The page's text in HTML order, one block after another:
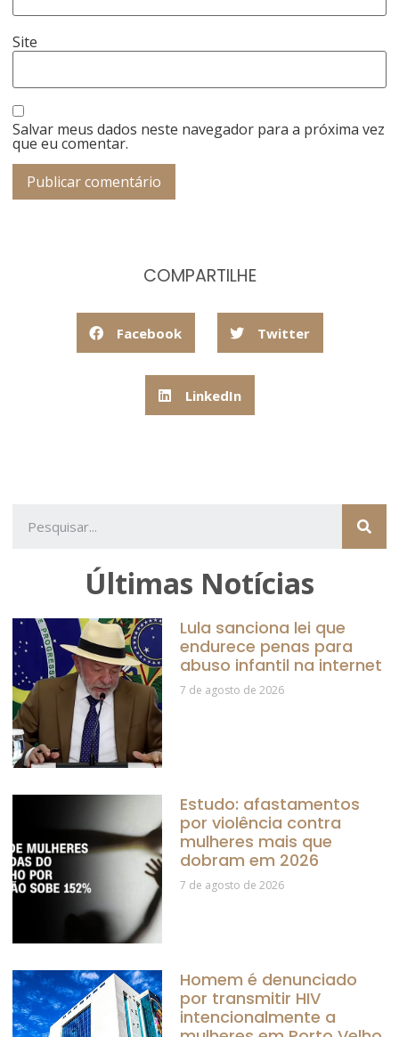
Site
Salvar meus dados neste navegador para a próxima vez
que eu comentar.
COMPARTILHE
Facebook Twitter
LinkedIn
Últimas Notícias
Lula sanciona lei que
endurece penas para
abuso infantil na internet
7 de agosto de 2026
Estudo: afastamentos
por violência contra
mulheres mais que
dobram em 2026
7 de agosto de 2026
Homem é denunciado
por transmitir HIV
intencionalmente a